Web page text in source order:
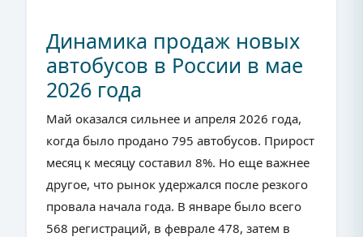
Динамика продаж новых
автобусов в России в мае
2026 года
Май оказался сильнее и апреля 2026 года,
когда было продано 795 автобусов. Прирост
месяц к месяцу составил 8%. Но еще важнее
другое, что рынок удержался после резкого
провала начала года. В январе было всего
568 регистраций, в феврале 478, затем в